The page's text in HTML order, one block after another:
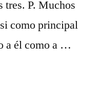
tres. P. Muchos
como principal
a él como a …